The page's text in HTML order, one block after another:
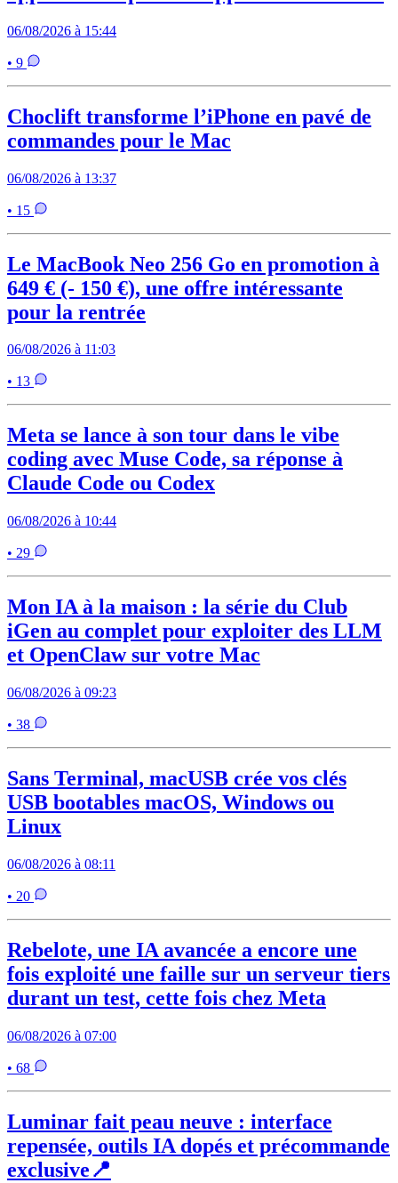
06/08/2026 à 15:44
• 9
Choclift transforme l’iPhone en pavé de
commandes pour le Mac
06/08/2026 à 13:37
• 15
Le MacBook Neo 256 Go en promotion à
649 € (- 150 €), une offre intéressante
pour la rentrée
06/08/2026 à 11:03
• 13
Meta se lance à son tour dans le vibe
coding avec Muse Code, sa réponse à
Claude Code ou Codex
06/08/2026 à 10:44
• 29
Mon IA à la maison : la série du Club
iGen au complet pour exploiter des LLM
et OpenClaw sur votre Mac
06/08/2026 à 09:23
• 38
Sans Terminal, macUSB crée vos clés
USB bootables macOS, Windows ou
Linux
06/08/2026 à 08:11
• 20
Rebelote, une IA avancée a encore une
fois exploité une faille sur un serveur tiers
durant un test, cette fois chez Meta
06/08/2026 à 07:00
• 68
Luminar fait peau neuve : interface
repensée, outils IA dopés et précommande
exclusive📍